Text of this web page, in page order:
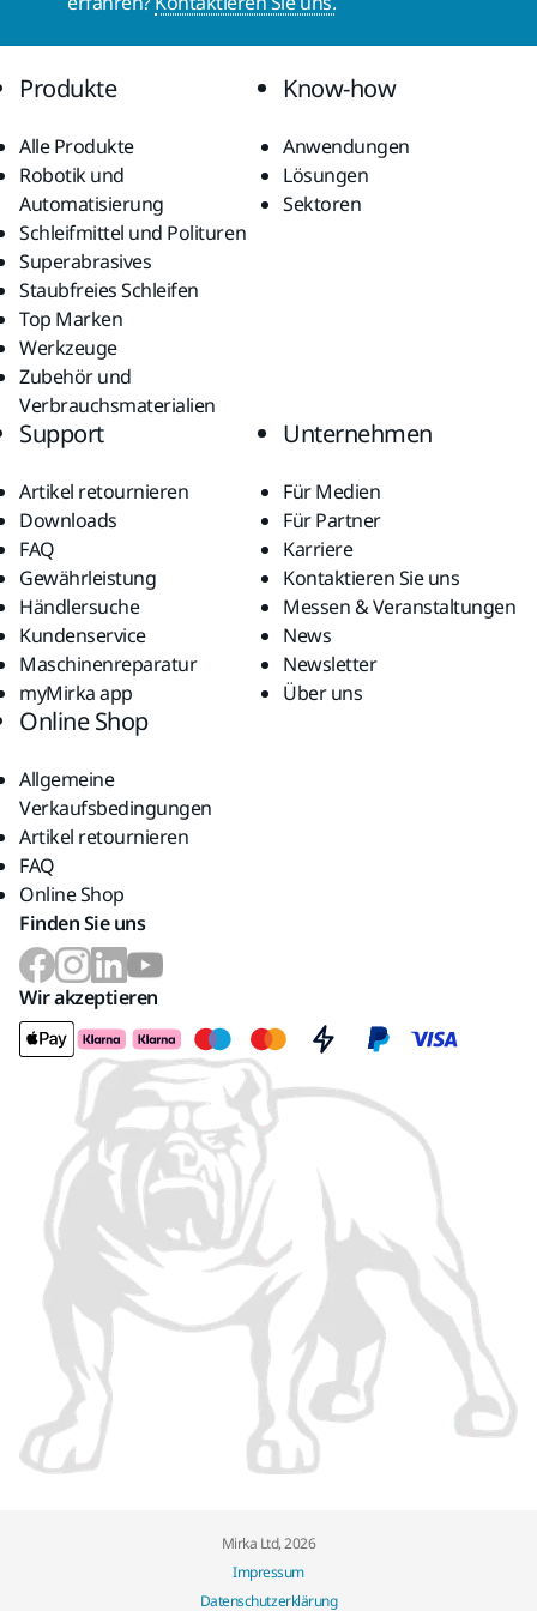
Produkte
Alle Produkte
Robotik und
Automatisierung
Schleifmittel und Polituren
Superabrasives
Staubfreies Schleifen
Top Marken
Werkzeuge
Zubehör und
Verbrauchsmaterialien
Know-how
Anwendungen
Lösungen
Sektoren
Support
Artikel retournieren
Downloads
FAQ
Gewährleistung
Händlersuche
Kundenservice
Maschinenreparatur
myMirka app
Unternehmen
Für Medien
Für Partner
Karriere
Kontaktieren Sie uns
Messen & Veranstaltungen
News
Newsletter
Über uns
Online Shop
Allgemeine
Verkaufsbedingungen
Artikel retournieren
FAQ
Online Shop
Finden Sie uns
Wir akzeptieren
Mirka Ltd, 2026
Impressum
Datenschutzerklärung